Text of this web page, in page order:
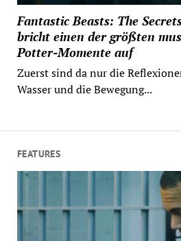
Fantastic Beasts: The
bricht einen der größten
Potter-Momente auf
Zuerst sind da nur die
Wasser und die Bewegung...
FEATURES